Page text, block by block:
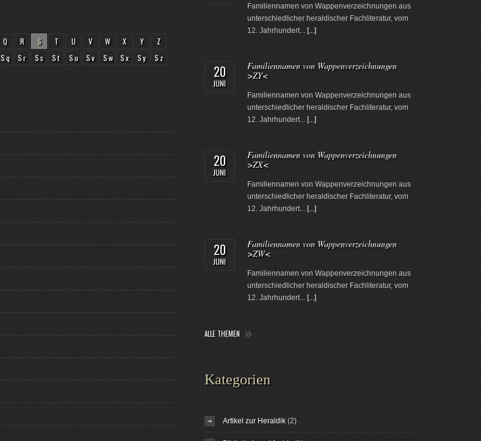
Q R S T U V W X Y
Z
Sq Sr Ss St Su Sv Sw Sx Sy Sz
Familiennamen von Wappenverzeichnungen aus
unterschiedlicher heraldischer Fachliteratur, vom
12. Jahrhundert... [...]
20
JUNI
Familiennamen von Wappenverzeichnungen
>ZY<
Familiennamen von Wappenverzeichnungen aus
unterschiedlicher heraldischer Fachliteratur, vom
12. Jahrhundert... [...]
20
JUNI
Familiennamen von Wappenverzeichnungen
>ZX<
Familiennamen von Wappenverzeichnungen aus
unterschiedlicher heraldischer Fachliteratur, vom
12. Jahrhundert... [...]
20
JUNI
Familiennamen von Wappenverzeichnungen
>ZW<
Familiennamen von Wappenverzeichnungen aus
unterschiedlicher heraldischer Fachliteratur, vom
12. Jahrhundert... [...]
ALLE THEMEN
Kategorien
Artikel zur Heraldik(2)